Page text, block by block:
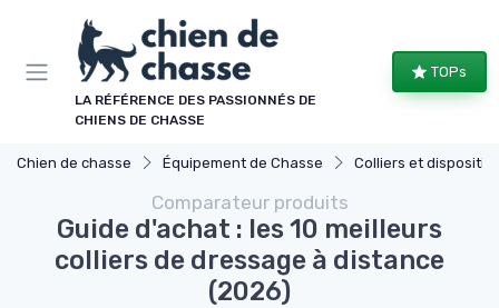
LA RÉFÉRENCE DES PASSIONNÉS DE
CHIENS DE CHASSE
TOPs
Chien de chasse Équipement de Chasse Colliers et dispositifs
Comparateur produits
Guide d'achat : les 10 meilleurs
colliers de dressage à distance
(2026)
Panneau de gestion des cookies